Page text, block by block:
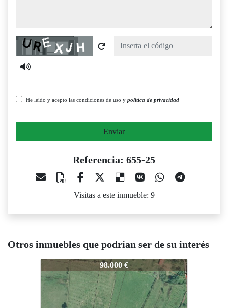
Captcha
He leído y acepto las condiciones de uso y política de privacidad
Enviar
Referencia: 655-25
Visitas a este inmueble: 9
Otros inmuebles que podrían ser de su interés
98.000 €
655-25 115.000 €